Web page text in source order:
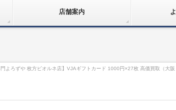
店舗案内
門よろずや 枚方ビオルネ店】VJAギフトカード 1000円×27枚 高価買取（大阪